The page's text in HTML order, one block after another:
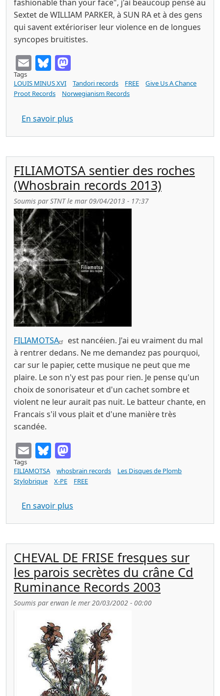
fashionable than your face", j'ai beaucoup pensé au
Sextet de WILLIAM PARKER, à SUN RA et à des gens
qui savent extérioriser leur violence en de longues
syncopes bruitistes.
EmailBluesky
Tags
LOUIS MINUS XVI
Tandori records FREE
Give Us A Chance
Proot Records
Norwegianism Records
En savoir plus
FILIAMOTSA sentier des roches
(Whosbrain records 2013)
Soumis parSTNTle mar 09/04/2013 - 17:37
FILIAMOTSA
est nancéien. J'ai eu vraiment du mal
à rentrer dedans. Ne me demandez pas pourquoi,
car sur le papier, cette musique ne peut que me
plaire. Le son n'y est pas pour rien. Je pense qu'un
choix de sonorisateur et d'un cachet sombre et
violent ne leur aurait pas nuit. Le batteur chante, en
Francais s'il vous plait et d'une manière très
scandée.
EmailBluesky
Tags
FILIAMOTSA
whosbrain records
Les Disques de Plomb
Stylobrique
X-PE FREE
En savoir plus
CHEVAL DE FRISE fresques sur
les parois secrètes du crâne Cd
Ruminance Records 2003
Soumis parerwan le mer 20/03/2002 - 00:00